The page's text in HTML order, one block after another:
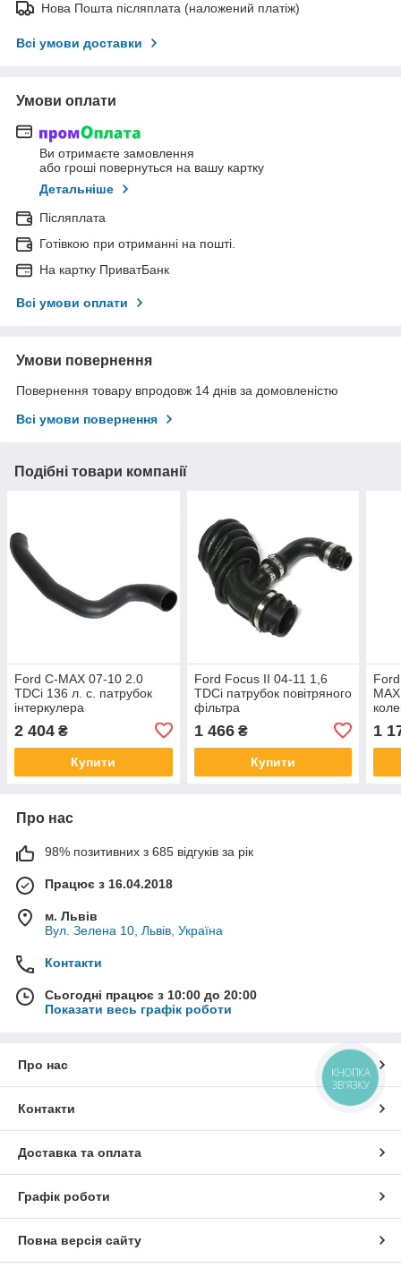
Нова Пошта післяплата (наложений платіж)
Всі умови доставки
Умови оплати
Ви отримаєте замовлення
або гроші повернуться на вашу картку
Детальніше
Післяплата
Готівкою при отриманні на пошті.
На картку ПриватБанк
Всі умови оплати
Умови повернення
Повернення товару впродовж 14 днів за домовленістю
Всі умови повернення
Подібні товари компанії
Ford C-MAX 07-10 2.0
TDCi 136 л. с. патрубок
інтеркулера
2 404 ₴
Купити
Ford Focus II 04-11 1,6
TDCi патрубок повітряного
фільтра
1 466₴
Купити
1
Про нас
98% позитивних з 685 відгуків за рік
Працює з 16.04.2018
м. Львів
Вул. Зелена 10, Львів, Україна
Контакти
Сьогодні працює з 10:00 до 20:00
Показати весь графік роботи
Про нас
Контакти
Доставка та оплата
Графік роботи
Повна версія сайту
КНОПКА
ЗВ'ЯЗКУ